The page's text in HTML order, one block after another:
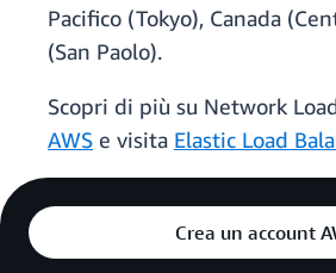
Pacifico (Tokyo), Canada
(San Paolo).
Scopri di più su Network
AWS e visita Elastic Load
Crea un account